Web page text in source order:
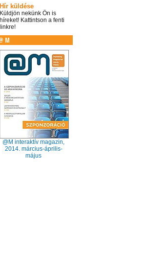
Hír küldése
Küldjön nekünk Ön is
híreket! Kattintson a fenti
linkre!
@M interaktív magazin,
2014. március-április-
május